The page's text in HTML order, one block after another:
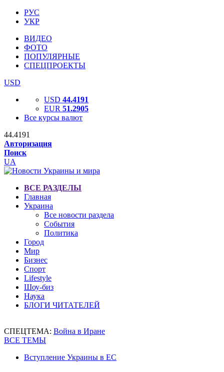
РУС
УКР
ВИДЕО
ФОТО
ПОПУЛЯРНЫЕ
СПЕЦПРОЕКТЫ
USD
USD 44.4191
EUR 51.2905
Все курсы валют
44.4191
Авторизация
Поиск
UA
ВСЕ РАЗДЕЛЫ
Главная
Украина
Все новости раздела
События
Политика
Город
Мир
Бизнес
Спорт
Lifestyle
Шоу-биз
Наука
БЛОГИ ЧИТАТЕЛЕЙ
СПЕЦТЕМА: Война в Иране
ВСЕ ТЕМЫ
Вступление Украины в ЕС